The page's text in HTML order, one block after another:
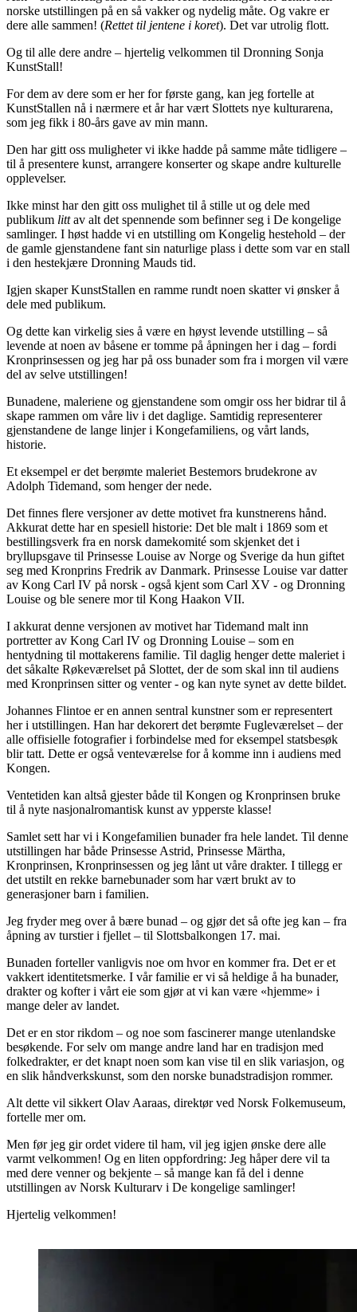
norske utstillingen på en så vakker og nydelig måte. Og vakre er
dere alle sammen! (Rettet til jentene i koret). Det var utrolig flott.
Og til alle dere andre – hjertelig velkommen til Dronning Sonja
KunstStall!
For dem av dere som er her for første gang, kan jeg fortelle at
KunstStallen nå i nærmere et år har vært Slottets nye kulturarena,
som jeg fikk i 80-års gave av min mann.
Den har gitt oss muligheter vi ikke hadde på samme måte tidligere –
til å presentere kunst, arrangere konserter og skape andre kulturelle
opplevelser.
Ikke minst har den gitt oss mulighet til å stille ut og dele med
publikum littav alt det spennende som befinner seg i De kongelige
samlinger. I høst hadde vi en utstilling om Kongelig hestehold – der
de gamle gjenstandene fant sin naturlige plass i dette som var en stall
i den hestekjære Dronning Mauds tid.
Igjen skaper KunstStallen en ramme rundt noen skatter vi ønsker å
dele med publikum.
Og dette kan virkelig sies å være en høyst levende utstilling – så
levende at noen av båsene er tomme på åpningen her i dag – fordi
Kronprinsessen og jeg har på oss bunader som fra i morgen vil være
del av selve utstillingen!
Bunadene, maleriene og gjenstandene som omgir oss her bidrar til å
skape rammen om våre liv i det daglige. Samtidig representerer
gjenstandene de lange linjer i Kongefamiliens, og vårt lands,
historie.
Et eksempel er det berømte maleriet Bestemors brudekrone av
Adolph Tidemand, som henger der nede.
Det finnes flere versjoner av dette motivet fra kunstnerens hånd.
Akkurat dette har en spesiell historie: Det ble malt i 1869 som et
bestillingsverk fra en norsk damekomité som skjenket det i
bryllupsgave til Prinsesse Louise av Norge og Sverige da hun giftet
seg med Kronprins Fredrik av Danmark. Prinsesse Louise var datter
av Kong Carl IV på norsk - også kjent som Carl XV - og Dronning
Louise og ble senere mor til Kong Haakon VII.
I akkurat denne versjonen av motivet har Tidemand malt inn
portretter av Kong Carl IV og Dronning Louise – som en
hentydning til mottakerens familie. Til daglig henger dette maleriet i
det såkalte Røkeværelset på Slottet, der de som skal inn til audiens
med Kronprinsen sitter og venter - og kan nyte synet av dette bildet.
Johannes Flintoe er en annen sentral kunstner som er representert
her i utstillingen. Han har dekorert det berømte Fugleværelset – der
alle offisielle fotografier i forbindelse med for eksempel statsbesøk
blir tatt. Dette er også venteværelse for å komme inn i audiens med
Kongen.
Ventetiden kan altså gjester både til Kongen og Kronprinsen bruke
til å nyte nasjonalromantisk kunst av ypperste klasse!
Samlet sett har vi i Kongefamilien bunader fra hele landet. Til denne
utstillingen har både Prinsesse Astrid, Prinsesse Märtha,
Kronprinsen, Kronprinsessen og jeg lånt ut våre drakter. I tillegg er
det utstilt en rekke barnebunader som har vært brukt av to
generasjoner barn i familien.
Jeg fryder meg over å bære bunad – og gjør det så ofte jeg kan – fra
åpning av turstier i fjellet – til Slottsbalkongen 17. mai.
Bunaden forteller vanligvis noe om hvor en kommer fra. Det er et
vakkert identitetsmerke. I vår familie er vi så heldige å ha bunader,
drakter og kofter i vårt eie som gjør at vi kan være «hjemme» i
mange deler av landet.
Det er en stor rikdom – og noe som fascinerer mange utenlandske
besøkende. For selv om mange andre land har en tradisjon med
folkedrakter, er det knapt noen som kan vise til en slik variasjon, og
en slik håndverkskunst, som den norske bunadstradisjon rommer.
Alt dette vil sikkert Olav Aaraas, direktør ved Norsk Folkemuseum,
fortelle mer om.
Men før jeg gir ordet videre til ham, vil jeg igjen ønske dere alle
varmt velkommen! Og en liten oppfordring: Jeg håper dere vil ta
med dere venner og bekjente – så mange kan få del i denne
utstillingen av Norsk Kulturarv i De kongelige samlinger!
Hjertelig velkommen!